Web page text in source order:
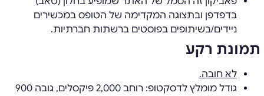
בדפדפן ובתצוגה המקדימה של הטופס במכשירים
ניידים/בשיתופים בפוסטים ברשתות חברתיות.
תמונת רקע
לא חובה.
גודל מומלץ לדסקטופ: רוחב 2,000 פיקסלים, גובה 900